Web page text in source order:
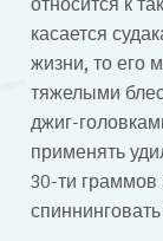
относится к
касается
жизни, то его
тяжелыми
джиг-
применять
30-ти